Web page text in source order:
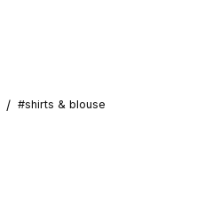
/ #shirts & blouse